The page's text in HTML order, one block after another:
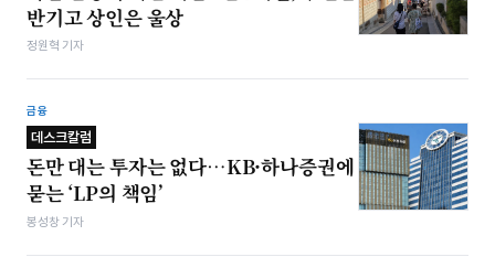
반기고 상인은 울상
정원혁 기자
금융
데스크칼럼
돈만 대는 투자는 없다…KB·하나증권에
묻는 ‘LP의 책임’
봉성창 기자